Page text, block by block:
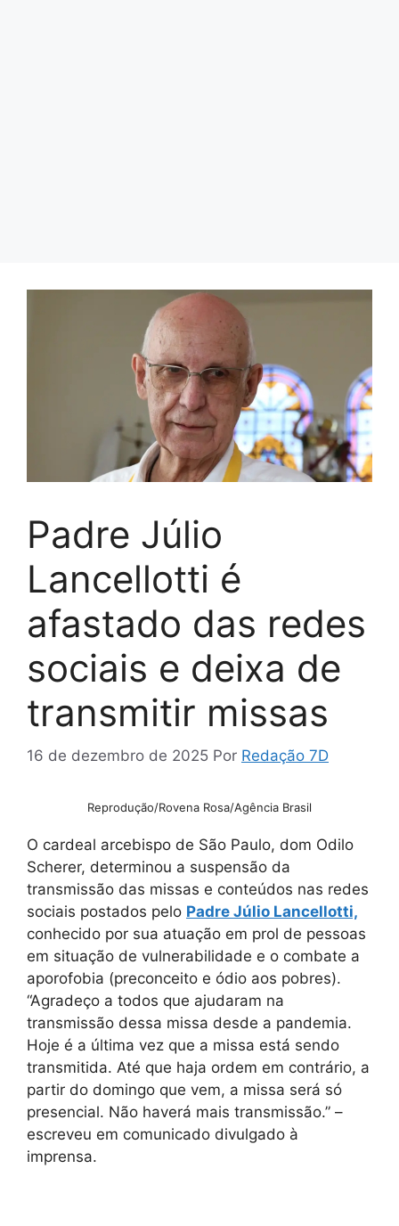
Padre Júlio
Lancellotti é
afastado das redes
sociais e deixa de
transmitir missas
16 de dezembro de 2025 Por Redação 7D
Reprodução/Rovena Rosa/Agência Brasil
O cardeal arcebispo de São Paulo, dom Odilo
Scherer, determinou a suspensão da
transmissão das missas e conteúdos nas redes
sociais postados pelo Padre Júlio Lancellotti,
conhecido por sua atuação em prol de pessoas
em situação de vulnerabilidade e o combate a
aporofobia (preconceito e ódio aos pobres).
“Agradeço a todos que ajudaram na
transmissão dessa missa desde a pandemia.
Hoje é a última vez que a missa está sendo
transmitida. Até que haja ordem em contrário, a
partir do domingo que vem, a missa será só
presencial. Não haverá mais transmissão.” –
escreveu em comunicado divulgado à
imprensa.